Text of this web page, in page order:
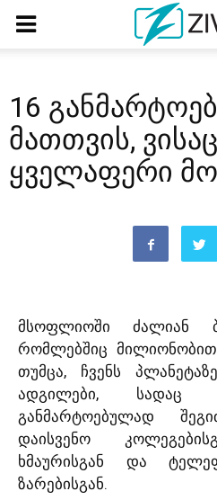
16
მათთვის,
ყველაფერი
მსოფლიოში ძალიან
რომლებშიც
თუმცა, ჩვენს
ადგილები, სადაც
განმარტოებულად
დაისვენო
ხმაურისგან და
ზარებისგან.